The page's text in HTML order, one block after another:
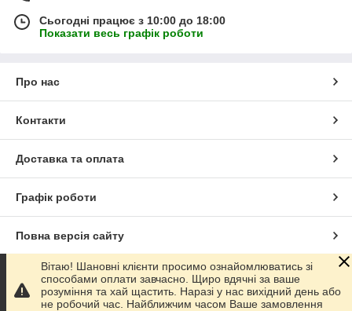
Сьогодні працює з 10:00 до 18:00
Показати весь графік роботи
Про нас
Контакти
Доставка та оплата
Графік роботи
Повна версія сайту
Сайт створено на маркетплейсіProm.ua
Вітаю! Шановні клієнти просимо ознайомлюватись зі
способами оплати завчасно. Щиро вдячні за ваше
розуміння та хай щастить. Наразі у нас вихідний день або
не робочий час. Найближчим часом Ваше замовлення